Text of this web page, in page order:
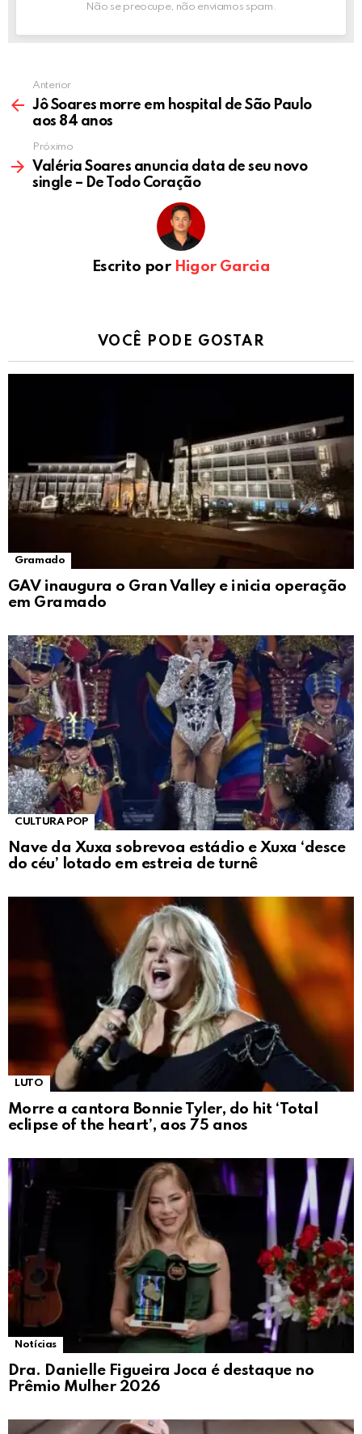
Não se preocupe, não enviamos spam.
Anterior
Jô Soares morre em hospital de São Paulo
aos 84 anos
Próximo
Valéria Soares anuncia data de seu novo
single – De Todo Coração
Escrito por Higor Garcia
VOCÊ PODE GOSTAR
Gramado
GAV inaugura o Gran Valley e inicia operação
em Gramado
CULTURA POP
Nave da Xuxa sobrevoa estádio e Xuxa ‘desce
do céu’ lotado em estreia de turnê
LUTO
Morre a cantora Bonnie Tyler, do hit ‘Total
eclipse of the heart’, aos 75 anos
Notícias
Dra. Danielle Figueira Joca é destaque no
Prêmio Mulher 2026